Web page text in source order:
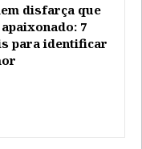
disfarça que
7
para identificar